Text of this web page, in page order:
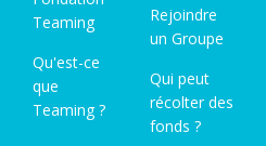
Teaming
Qu'est-ce
que
Teaming ?
Rejoindre
un Groupe
Qui peut
récolter des
fonds ?